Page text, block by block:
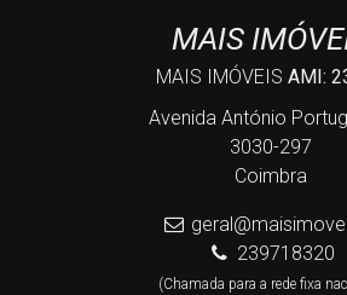
MAIS
MAIS IMÓVEIS AMI:
Avenida António
3030-297
Coimbra
239718320
(Chamada para a rede fixa